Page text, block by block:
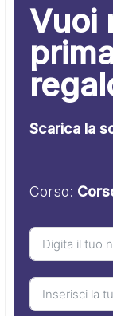
Vuoi
Scarica la
Corso: